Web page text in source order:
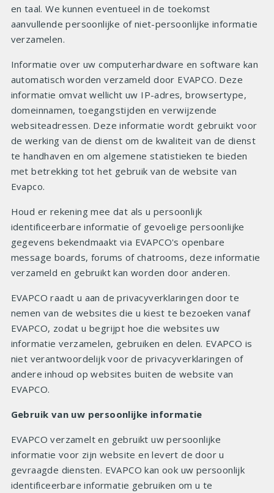
en taal. We kunnen eventueel in de toekomst
aanvullende persoonlijke of niet-persoonlijke informatie
verzamelen.
Informatie over uw computerhardware en software kan
automatisch worden verzameld door EVAPCO. Deze
informatie omvat wellicht uw IP-adres, browsertype,
domeinnamen, toegangstijden en verwijzende
websiteadressen. Deze informatie wordt gebruikt voor
de werking van de dienst om de kwaliteit van de dienst
te handhaven en om algemene statistieken te bieden
met betrekking tot het gebruik van de website van
Evapco.
Houd er rekening mee dat als u persoonlijk
identificeerbare informatie of gevoelige persoonlijke
gegevens bekendmaakt via EVAPCO's openbare
message boards, forums of chatrooms, deze informatie
verzameld en gebruikt kan worden door anderen.
EVAPCO raadt u aan de privacyverklaringen door te
nemen van de websites die u kiest te bezoeken vanaf
EVAPCO, zodat u begrijpt hoe die websites uw
informatie verzamelen, gebruiken en delen. EVAPCO is
niet verantwoordelijk voor de privacyverklaringen of
andere inhoud op websites buiten de website van
EVAPCO.
Gebruik van uw persoonlijke informatie
EVAPCO verzamelt en gebruikt uw persoonlijke
informatie voor zijn website en levert de door u
gevraagde diensten. EVAPCO kan ook uw persoonlijk
identificeerbare informatie gebruiken om u te